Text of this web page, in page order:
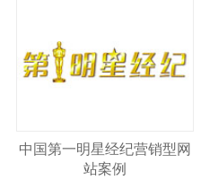
中国第一明星经纪营销型网
站案例